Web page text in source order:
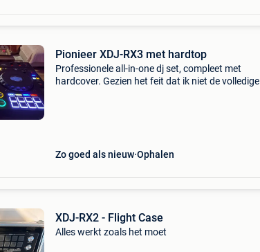
Pionieer XDJ-RX3 met hardtop
Professionele all-in-one dj set, compleet met
hardcover. Gezien het feit dat ik niet de volledige
Zo goed als nieuw Ophalen
XDJ-RX2 - Flight Case
Alles werkt zoals het moet